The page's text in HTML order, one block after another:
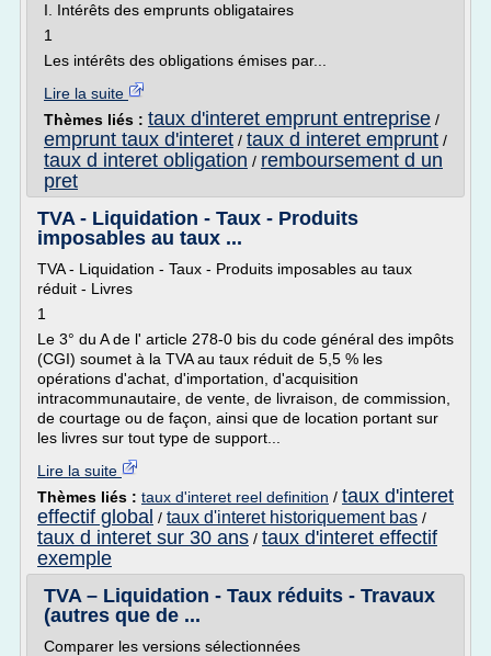
I. Intérêts des emprunts obligataires
1
Les intérêts des obligations émises par...
Lire la suite
Thèmes liés : taux d'interet emprunt entreprise /
emprunt taux d'interet / taux d interet emprunt /
taux d interet obligation / remboursement d un
pret
TVA - Liquidation - Taux - Produits
imposables au taux ...
TVA - Liquidation - Taux - Produits imposables au taux
réduit - Livres
1
Le 3° du A de l' article 278-0 bis du code général des impôts
(CGI) soumet à la TVA au taux réduit de 5,5 % les
opérations d'achat, d'importation, d'acquisition
intracommunautaire, de vente, de livraison, de commission,
de courtage ou de façon, ainsi que de location portant sur
les livres sur tout type de support...
Lire la suite
Thèmes liés : taux d'interet reel definition / taux d'interet
effectif global / taux d'interet historiquement bas /
taux d interet sur 30 ans / taux d'interet effectif
exemple
TVA – Liquidation - Taux réduits - Travaux
(autres que de ...
Comparer les versions sélectionnées